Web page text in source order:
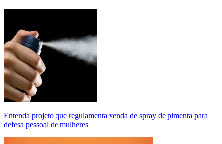
Entenda projeto que regulamenta venda de spray de pimenta para
defesa pessoal de mulheres